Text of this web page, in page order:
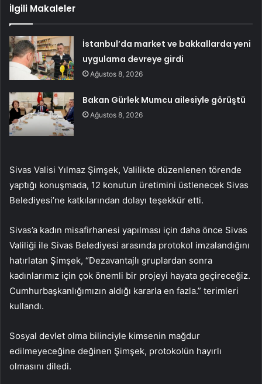
İlgili Makaleler
İstanbul’da market ve bakkallarda yeni
uygulama devreye girdi
Ağustos 8, 2026
Bakan Gürlek Mumcu ailesiyle görüştü
Ağustos 8, 2026
Sivas Valisi Yılmaz Şimşek, Valilikte düzenlenen törende
yaptığı konuşmada, 12 konutun üretimini üstlenecek Sivas
Belediyesi’ne katkılarından dolayı teşekkür etti.
Sivas’a kadın misafirhanesi yapılması için daha önce Sivas
Valiliği ile Sivas Belediyesi arasında protokol imzalandığını
hatırlatan Şimşek, “Dezavantajlı gruplardan sonra
kadınlarımız için çok önemli bir projeyi hayata geçireceğiz.
Cumhurbaşkanlığımızın aldığı kararla en fazla.” terimleri
kullandı.
Sosyal devlet olma bilinciyle kimsenin mağdur
edilmeyeceğine değinen Şimşek, protokolün hayırlı
olmasını diledi.